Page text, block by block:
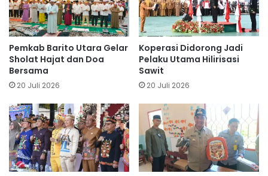
Pemkab Barito Utara Gelar
Sholat Hajat dan Doa
Bersama
20 Juli 2026
Koperasi Didorong Jadi
Pelaku Utama Hilirisasi
Sawit
20 Juli 2026